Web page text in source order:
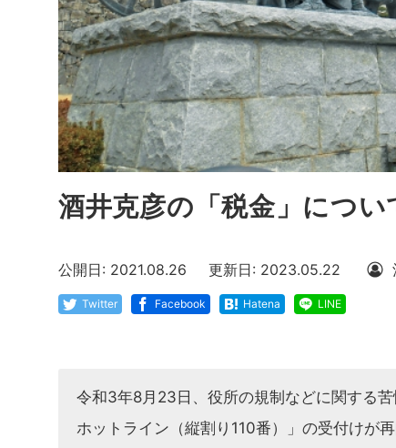
酒井克彦の「税金」につ
公開日: 2021.08.26 更新日: 2023.05.22
Twitter Facebook Hatena LINE
令和3年8月23日、役所の規制などに関する
ホットライン（縦割り110番）」の受付けが